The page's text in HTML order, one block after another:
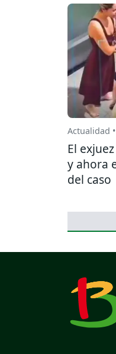
Actualidad
El
y ahora
del caso